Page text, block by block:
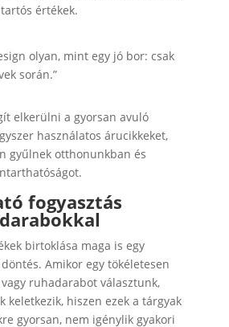
értékek.
olyan, mint egy jó bor: csak
során.”
elkerülni a gyorsan avuló
használatos árucikkeket,
gyűlnek otthonunkban és
fogyasztás
birtoklása maga is egy
Amikor egy tökéletesen
ruhadarabot választunk,
keletkezik, hiszen ezek a tárgyak
gyorsan, nem igénylik gyakori